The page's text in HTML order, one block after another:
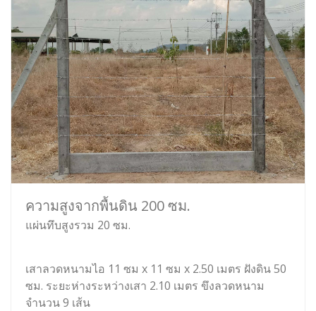
ความสูงจากพื้นดิน 200 ซม.
แผ่นทึบสูงรวม 20 ซม.
เสาลวดหนามไอ 11 ซม x 11 ซม x 2.50 เมตร ฝังดิน 50
ซม. ระยะห่างระหว่างเสา 2.10 เมตร ขึงลวดหนาม
จำนวน 9 เส้น